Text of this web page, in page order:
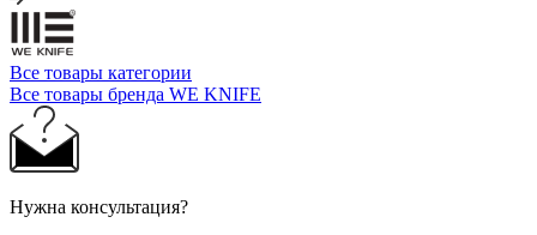
Все товары категории
Все товары бренда WE KNIFE
Нужна консультация?